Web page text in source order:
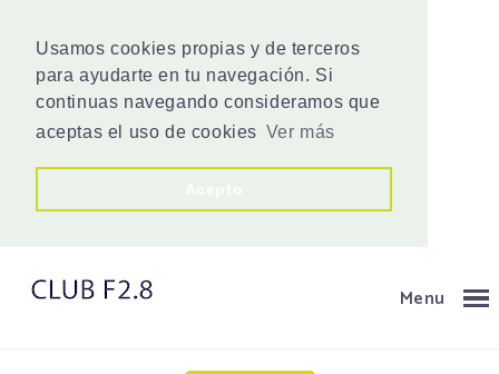
Usamos cookies propias y de terceros
para ayudarte en tu navegación. Si
continuas navegando consideramos que
aceptas el uso de cookies Ver más
Menu